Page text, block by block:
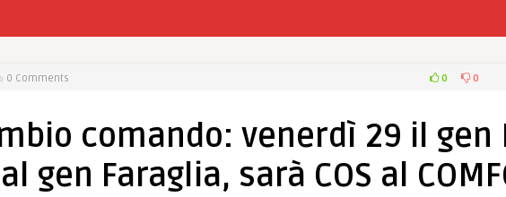
0 Comments 0 0
comando: venerdì 29 il gen
gen Faraglia, sarà COS al